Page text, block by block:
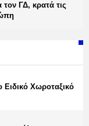
ΓΔ, κρατά τις
Χωροταξικό